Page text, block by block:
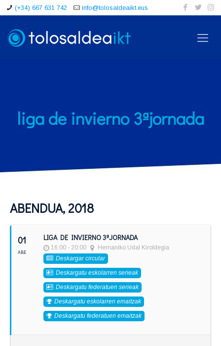
(+34) 667 631 742 info@tolosaldeaikt.eus
liga de invierno 3ªjornada
ABENDUA, 2018
01
ABE
LIGA DE INVIERNO 3ªJORNADA
16:00 - 20:00
Hernaniko Udal Kiroldegia
Deskargar circular
Deskargatu eskolarren serieak
Deskargatu federatuen serieak
Deskargatu eskolarren emaitzak
Deskargatu federatuen emaitzak